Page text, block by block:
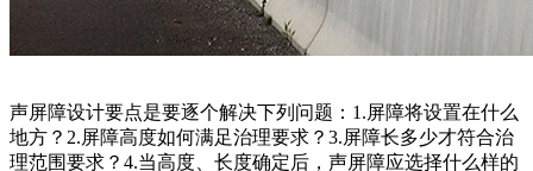
声屏障设计要点是要逐个解决下列问题：1.屏障将设置在什么
地方？2.屏障高度如何满足治理要求？3.屏障长多少才符合治
理范围要求？4.当高度、长度确定后，声屏障应选择什么样的